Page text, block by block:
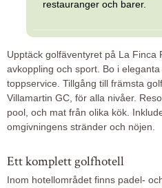
restauranger och barer.
Upptäck golfäventyret på La Finca
avkoppling och sport. Bo i
toppservice. Tillgång till främsta
Villamartin GC, för alla nivåer.
pool, och mat från olika kök.
omgivningens stränder och nöjen.
Ett komplett golfhotell
Inom hotellområdet finns padel-